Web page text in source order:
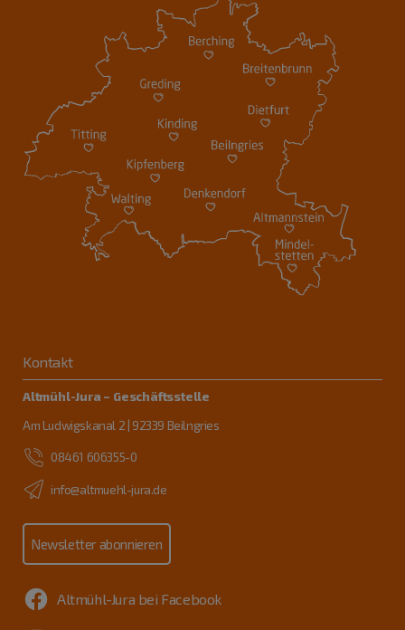
Kontakt
Altmühl-Jura – Geschäftsstelle
Am Ludwigskanal 2 | 92339 Beilngries
08461 606355-0
info@altmuehl-jura.de
Newsletter abonnieren
Altmühl-Jura bei Facebook